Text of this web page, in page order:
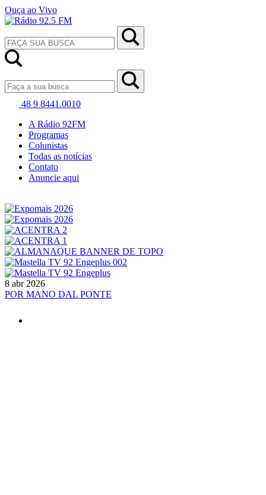
Ouça ao Vivo
48 9 8441.0010
A Rádio 92FM
Programas
Colunistas
Todas as notícias
Contato
Anuncie aqui
8 abr 2026
POR MANO DAL PONTE